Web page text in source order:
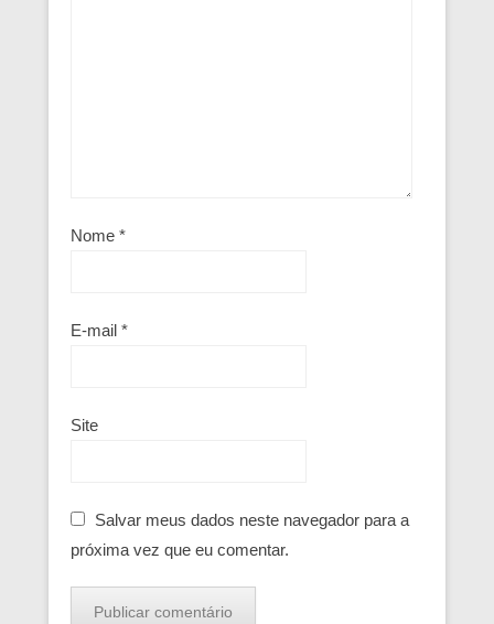
Nome *
E-mail *
Site
Salvar meus dados neste navegador para a
próxima vez que eu comentar.